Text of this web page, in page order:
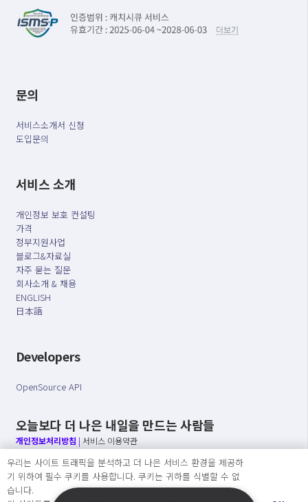
문의
서비스소개서 신청
도입문의
서비스 소개
개인정보 보호 컨설팅
가격
정부지원사업
블로그&자료실
자주 묻는 질문
회사소개 & 채용
ENGLISH
日本語
Developers
OpenSource API
오늘보다 더 나은 내일을 만드는 사람들
개인정보처리방침 | 서비스 이용약관
○ 개인정보보호 컴플라이언스를 선도하겠습니다.
○ 정보주체의 권리를 보장하겠습니다.
○ 기업의 개인정보보호를 위한 효율적 관리를 보장하겠습니다.
우리는 사이트 트래픽을 분석하고 더 나은 서비스 환경을 제공하
기 위하여 필수 쿠키를 사용합니다. 쿠키는 귀하를 식별할 수 없
습니다.